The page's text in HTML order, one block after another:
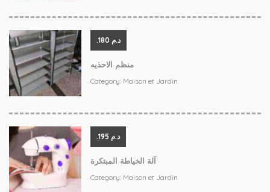
.د.م 180
منظم الاحذيه
Category: Maison et Jardin
.د.م 195
آلة الخياطة المبتكرة
Category: Maison et Jardin